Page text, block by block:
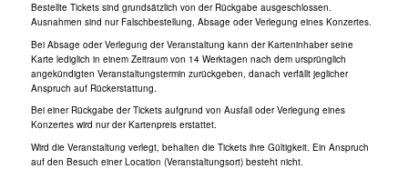
Bestellte Tickets sind grundsätzlich von der Rückgabe ausgeschlossen.
Ausnahmen sind nur Falschbestellung, Absage oder Verlegung eines Konzertes.
Bei Absage oder Verlegung der Veranstaltung kann der Karteninhaber seine
Karte lediglich in einem Zeitraum von 14 Werktagen nach dem ursprünglich
angekündigten Veranstaltungstermin zurückgeben, danach verfällt jeglicher
Anspruch auf Rückerstattung.
Bei einer Rückgabe der Tickets aufgrund von Ausfall oder Verlegung eines
Konzertes wird nur der Kartenpreis erstattet.
Wird die Veranstaltung verlegt, behalten die Tickets ihre Gültigkeit. Ein Anspruch
auf den Besuch einer Location (Veranstaltungsort) besteht nicht.